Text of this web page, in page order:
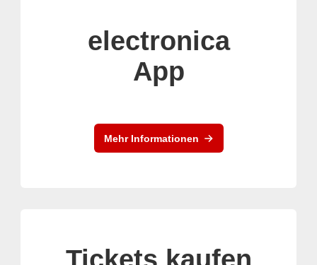
electronica
App
Mehr Informationen